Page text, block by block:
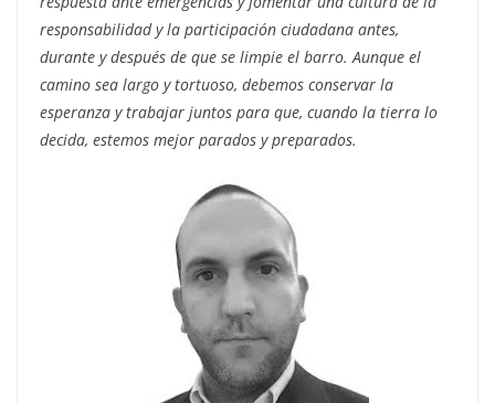
responsabilidad y la participación ciudadana antes,
durante y después de que se limpie el barro. Aunque el
camino sea largo y tortuoso, debemos conservar la
esperanza y trabajar juntos para que, cuando la tierra lo
decida, estemos mejor parados y preparados.